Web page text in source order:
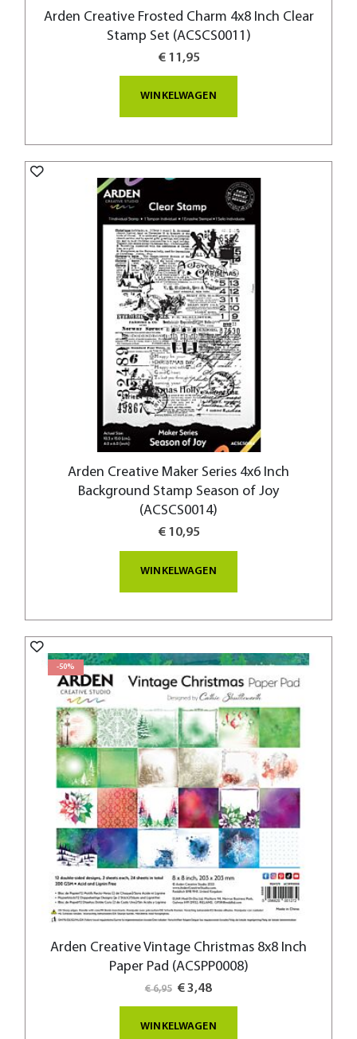
Arden Creative Frosted Charm 4x8 Inch Clear
Stamp Set (ACSCS0011)
€ 11,95
WINKELWAGEN
Arden Creative Maker Series 4x6 Inch
Background Stamp Season of Joy
(ACSCS0014)
€ 10,95
WINKELWAGEN
-50%
Arden Creative Vintage Christmas 8x8 Inch
Paper Pad (ACSPP0008)
€ 6,95
Special
Price
€ 3,48
WINKELWAGEN